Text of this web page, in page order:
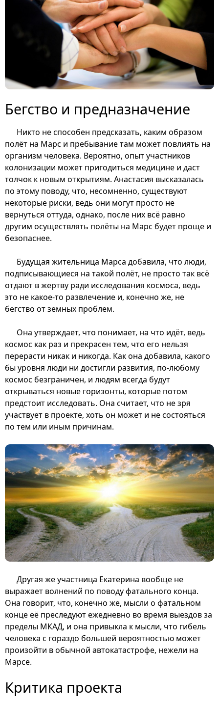
Бегство и предназначение
Никто не способен предсказать, каким образом
полёт на Марс и пребывание там может повлиять на
организм человека. Вероятно, опыт участников
колонизации может пригодиться медицине и даст
толчок к новым открытиям. Анастасия высказалась
по этому поводу, что, несомненно, существуют
некоторые риски, ведь они могут просто не
вернуться оттуда, однако, после них всё равно
другим осуществлять полёты на Марс будет проще и
безопаснее.
Будущая жительница Марса добавила, что люди,
подписывающиеся на такой полёт, не просто так всё
отдают в жертву ради исследования космоса, ведь
это не какое-то развлечение и, конечно же, не
бегство от земных проблем.
Она утверждает, что понимает, на что идёт, ведь
космос как раз и прекрасен тем, что его нельзя
перерасти никак и никогда. Как она добавила, какого
бы уровня люди ни достигли развития, по-любому
космос безграничен, и людям всегда будут
открываться новые горизонты, которые потом
предстоит исследовать. Она считает, что не зря
участвует в проекте, хоть он может и не состояться
по тем или иным причинам.
Другая же участница Екатерина вообще не
выражает волнений по поводу фатального конца.
Она говорит, что, конечно же, мысли о фатальном
конце её преследуют ежедневно во время выездов за
пределы МКАД, и она привыкла к мысли, что гибель
человека с гораздо большей вероятностью может
произойти в обычной автокатастрофе, нежели на
Марсе.
Критика проекта